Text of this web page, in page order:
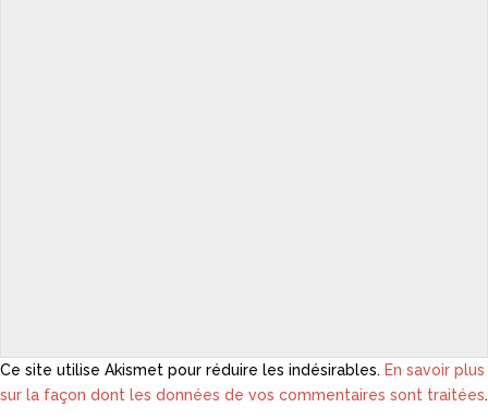
Ce site utilise Akismet pour réduire les indésirables. En savoir plus
sur la façon dont les données de vos commentaires sont traitées.